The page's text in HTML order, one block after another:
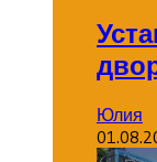
Юлия